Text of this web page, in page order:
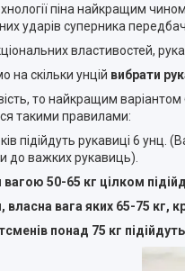
піна найкращим
ударів суперника
властивостей,
на скільки унцій вибрати
то найкращим варіантом
такими правилами:
підійдуть рукавиці 6
до важких рукавиць).
50-65 кг цілком
вага яких 65-75 кг,
понад 75 кг